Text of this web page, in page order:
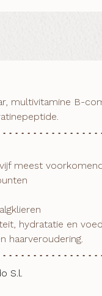
multivitamine B-
meest
haarveroudering.
S.l.